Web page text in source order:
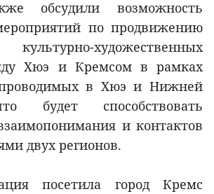
обсудили возможность
по продвижению
художественных
Хюэ и Кремсом в рамках
проводимых в Хюэ и Нижней
будет способствовать
и контактов
двух регионов.
посетила город Кремс